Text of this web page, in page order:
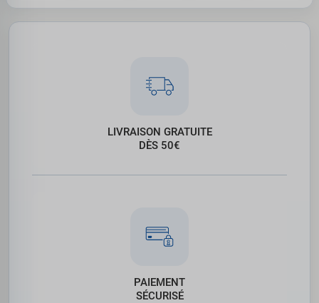
LIVRAISON GRATUITE
DÈS 50€
PAIEMENT
SÉCURISÉ